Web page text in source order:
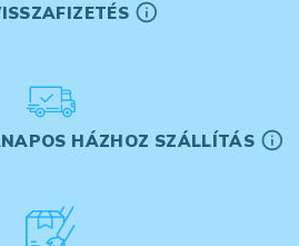
HÁZHOZ SZÁLLÍTÁS